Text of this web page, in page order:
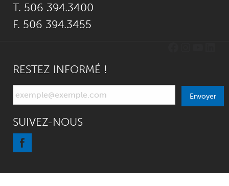
T. 506 394.3400
F. 506 394.3455
RESTEZ INFORMÉ !
Envoyer
SUIVEZ-NOUS